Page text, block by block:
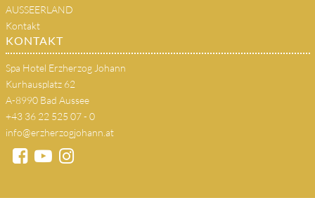
AUSSEERLAND
Kontakt
KONTAKT
Spa Hotel Erzherzog Johann
Kurhausplatz 62
A-8990 Bad Aussee
+43 36 22 525 07 - 0
info@erzherzogjohann.at